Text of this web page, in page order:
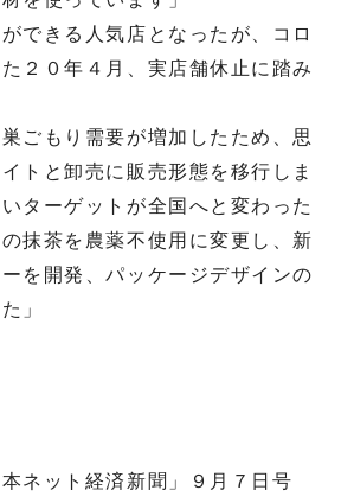
できる人気店となったが、コロ
２０年４月、実店舗休止に踏み
ごもり需要が増加したため、思
トと卸売に販売形態を移行しま
ターゲットが全国へと変わった
抹茶を農薬不使用に変更し、新
を開発、パッケージデザインの
」
本ネット経済新聞」９月７日号